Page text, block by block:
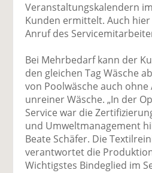
Veranstaltungskalendern
Kunden ermittelt. Auch
Anruf des
Bei Mehrbedarf kann der
den gleichen Tag Wäsche
von Poolwäsche auch ohne
unreiner Wäsche. „In der
Service war die
und Umweltmanagement
Beate Schäfer. Die
verantwortet die
Wichtigstes Bindeglied im